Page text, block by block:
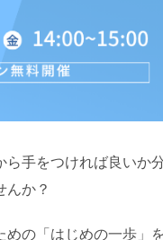
ら手をつければ良い
んか？
の「はじめの一歩」